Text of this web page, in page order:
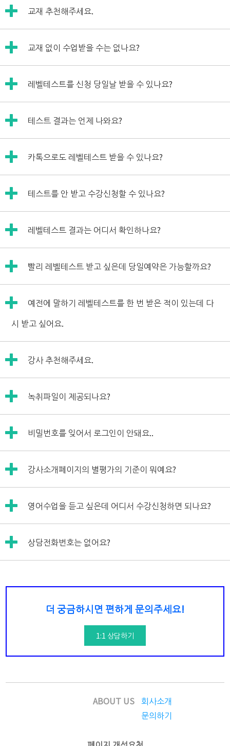
“마이페이지-교재”에 접속하시면 전 과정의 교재를 5과까지
확인하실 수 있습니다.
또한, 언제든지 교재변경을 하실 수 있사오니, 부담 갖지 마시
고 자유롭게 교재 선택을 해주시기 바랍니다.
교재 추천해주세요.
회원님께서 희망하시는 학습분야와 방법이 각자 다르기 때문
에 저희가 교재를 추천해드리기가 어려운데요,
홈페이지에서 모든 교재를 5과까지 열람하실 수 있으니 샘플
을 확인하시고 맞는 교재를 찾아주시면 될 것 같아요!
그리고 윌메이트에서는 수강중에 언제든지 교재변경이 가능
하시니까 부담없이 선택 부탁드립니다~!^^ 마이페이지 "교
재"메뉴를 이용해주세요!
교재 없이 수업받을 수는 없나요?
교재 없이 수업을 받으실 수 있습니다.
첫 수업시간에 강사님께 원하는 수업내용을 말씀해주세요.
레벨테스트를 신청 당일날 받을 수 있나요?
레벨테스트를 진행해주실 강사님을 배정해드려야 하기에 당
일 레벨테스트는 어렵습니다.
테스트 결과는 언제 나와요?
레벨테스트 결과가 입력이 되면 신청해주신 이메일로 안내 메
세지를 발송해드립니다.
카톡으로도 레벨테스트 받을 수 있나요?
수업은 카톡 음성채팅이 가능하지만,
레벨테스트는 전화로만 받아보실 수 있습니다...ㅠㅠ
테스트를 안 받고 수강신청할 수 있나요?
아니요, 레벨테스트를 받지 않으셔도 수강신청은 가능하십니
다~!
레벨테스트 결과는 어디서 확인하나요?
레벨테스트 결과는 로그인하신 뒤 우측상단에 있는"내정보"
-> "계정관리"에 들어가시면 확인하실 수 있습니다.
빨리 레벨테스트 받고 싶은데 당일예약은 가능할까요?
담당강사 배정 때문에 당일 레벨테스트는 어렵습니다...ㅠㅠ
홈페이지에서 신청할 수 있는 날짜만 가능하십니다.
예전에 말하기 레벨테스트를 한 번 받은 적이 있는데 다
시 받고 싶어요.
첫번째 레벨테스트는 무료로 진행하실 수 있으신데요,
두 번째 레벨테스트부터는 유료(5000원) 테스트로 진행됩니
다.
두 번째 레벨테스트를 원하시면 카톡 고객센터로 연락주세
요!
강사 추천해주세요.
회원님께서 원하시는 스타일과 학습성향 등에 따라 맞는 강사
가 매우 다르기 때문에 강사님을 추천드리기가 어려운데요,
웹사이트 페이지를 보시면 모든 강사님들의 프로필을 확인 하
실 수 있습니다.
각 강사님별로 특징과 전문분야가 적혀있으니 참고하여 수강
신청 부탁드립니다.
그리고 윌메이트에서는 수강중에 언제라도 강사변경이 가능
하니까요 부담없이 신청해주세요!
녹취파일이 제공되나요?
아니요...ㅠㅠ
윌메이트에서는 녹취파일을 제공하지 않습니다.
타사에서는 녹취파일을 제공하는 것으로 알고 있습니다만,
그것은 녹취파일을 제공하는 업체에 기능을 외주하여 그 비용
이 수강료에 반영된 서비스입니다.
또한 녹취된 파일은 그 외주업체에서 마음대로 다 청취할 수
있는 프라이버시 문제도 있기 때문에 윌메이트에서는 녹취파
일을 제공하지 않습니다.
아이폰에 경우 애플사에 정책에 의해 통화녹취가 안 됩니다
만,
안드로이드에 경우 걸려온 전화를 자동으로 녹취하여 녹취파
주는 "자동통화녹취 어플리케이션"이 많이 있습니다.
아이폰이 아니시라면 참고하시기 바랍니다.
비밀번호를 잊어서 로그인이 안돼요..
비밀번호는 개인정보로서 저희도 조회를 해드릴 수 없습니
다...ㅠㅠ
홈페이지 로그인 화면 하단에 "비밀번호 찾기"를 이용 부탁
드립니다.
강사소개페이지의 별평가의 기준이 뭐예요?
윌메이트가 개발한 독자적인 평가 시스템으로써 고객님들의
선택에 도움을 드리고 있습니다.
자세한 내용은 아래 링크(별점 평가시스템 안내페이지)를 참
고하세요~!^^
https://www.willmate.com/kor/japanese/outer/
영어수업을 듣고 싶은데 어디서 수강신청하면 되나요?
일본어 사이트에서는 영어를 신청하실 수 없습니다.
영어 서비스는 영어 사이트에서 신청해주세요!
회원아이디는 그대로 로그인하실 수 있습니다~^^
https://www.willmate-english.co.kr/
상담전화번호는 없어요?
카톡 고객상담센터만 운영되고 있습니다...ㅠㅠ
더 궁금하시면 편하게 문의주세요!
1:1 상담하기
ABOUT US 회사소개
문의하기